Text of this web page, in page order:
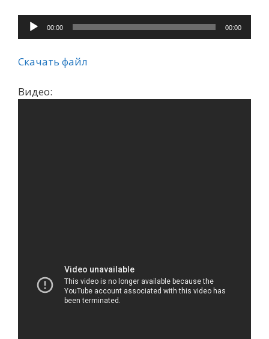
Аудиоплеер
00:00 00:00
Скачать файл
Видео: